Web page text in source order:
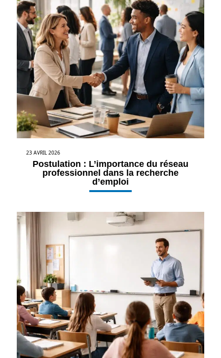
23 AVRIL 2026
Postulation : L’importance du réseau
professionnel dans la recherche
d’emploi